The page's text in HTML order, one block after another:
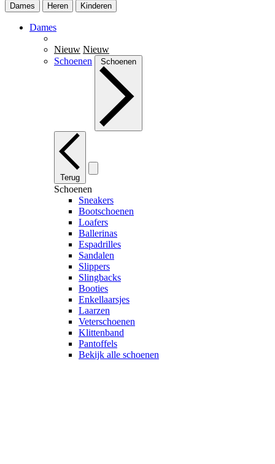
Dames
Heren Kinderen
Dames
Nieuw Nieuw
Schoenen
Schoenen
Terug
Schoenen
Sneakers
Bootschoenen
Loafers
Ballerinas
Espadrilles
Sandalen
Slippers
Slingbacks
Booties
Enkellaarsjes
Laarzen
Veterschoenen
Klittenband
Pantoffels
Bekijk alle schoenen